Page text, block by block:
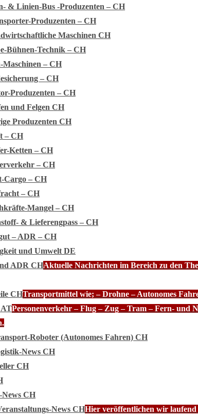
& Linien-Bus -Produzenten – CH
Produzenten – CH
Maschinen CH
Bühnen-Technik – CH
Maschinen – CH
– CH
Produzenten – CH
und Felgen CH
Produzenten CH
– CH
Ketten – CH
– CH
Cargo – CH
– CH
Mangel – CH
& Lieferengpass – CH
– ADR – CH
und Umwelt DE
ADR CHAktuelle Nachrichten im Bereich zu den
CHTransportmittel wie; – Drohne – Autonomes
ATPersonenverkehr – Flug – Zug – Tram – Fern- und
Roboter (Autonomes Fahren) CH
News CH
CH
CH
News CHHier veröffentlichen wir